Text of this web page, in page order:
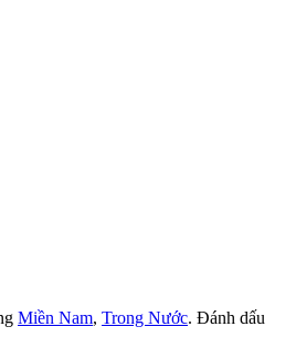
Miền Nam, Trong Nước. Đánh dấu